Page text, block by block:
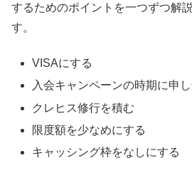
するためのポイントを一つずつ解
す。
VISAにする
入会キャンペーンの時期に申
クレヒス修行を積む
限度額を少なめにする
キャッシング枠をなしにする